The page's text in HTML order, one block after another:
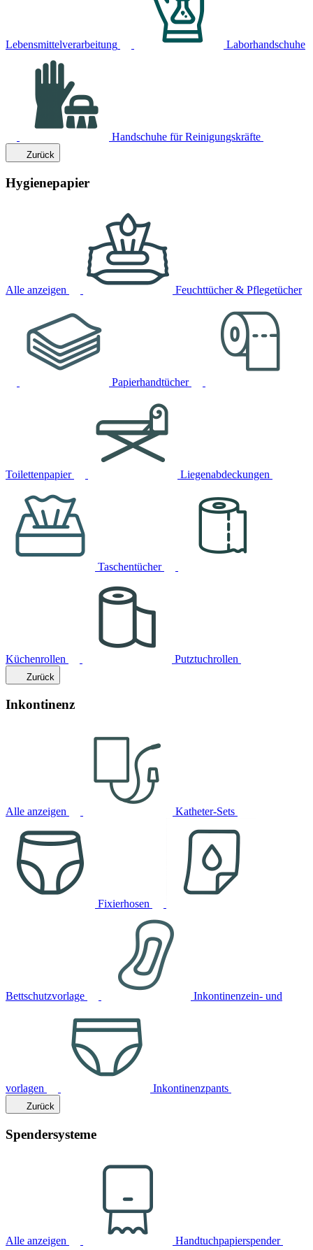
Lebensmittelverarbeitung Laborhandschuhe
Handschuhe für Reinigungskräfte
Zurück
Hygienepapier
Alle anzeigen Feuchttücher & Pflegetücher
Papierhandtücher
Toilettenpapier Liegenabdeckungen
Taschentücher
Küchenrollen Putztuchrollen
Zurück
Inkontinenz
Alle anzeigen Katheter-Sets
Fixierhosen
Bettschutzvorlage Inkontinenzein- und
vorlagen Inkontinenzpants
Zurück
Spendersysteme
Alle anzeigen Handtuchpapierspender